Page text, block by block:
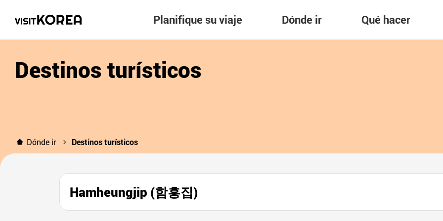
Planifique su viaje Dónde ir Qué hacer
Destinos turísticos
Dónde ir Destinos turísticos
Hamheungjip (함흥집)